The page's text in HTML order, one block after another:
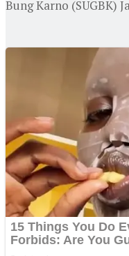
Bung Karno (SUGBK)